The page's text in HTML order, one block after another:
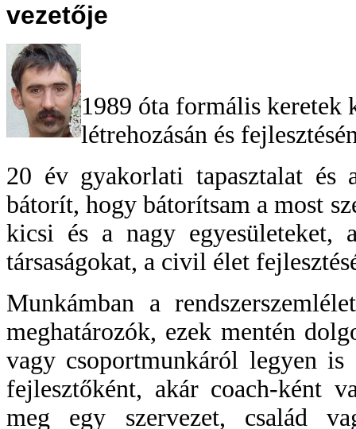
1989 óta formális keretek
létrehozásán és
20 év gyakorlati tapasztalat és
bátorít, hogy bátorítsam a most
kicsi és a nagy
társaságokat, a civil élet
Munkámban a
meghatározók, ezek mentén
vagy csoportmunkáról legyen
fejlesztőként, akár coach-ként
meg egy szervezet, család